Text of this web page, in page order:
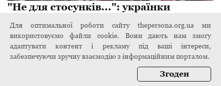
"Не для стосунків...": українки
незадоволені новими дівчатами
"Холостяка"
8 листопада 2024
Для оптимальної роботи сайту thepersona.org.ua ми
використовуємо файли cookie. Вони дають нам змогу
адаптувати контент і рекламу під ваші інтереси,
забезпечуючи зручну взаємодію з інформаційним порталом.
Згоден